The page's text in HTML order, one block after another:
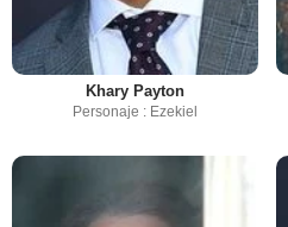
Khary Payton
Personaje : Ezekiel